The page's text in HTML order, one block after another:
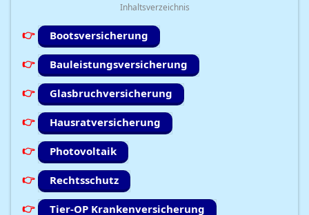
Inhaltsverzeichnis
Bootsversicherung
Bauleistungsversicherung
Glasbruchversicherung
Hausratversicherung
Photovoltaik
Rechtsschutz
Tier-OP Krankenversicherung